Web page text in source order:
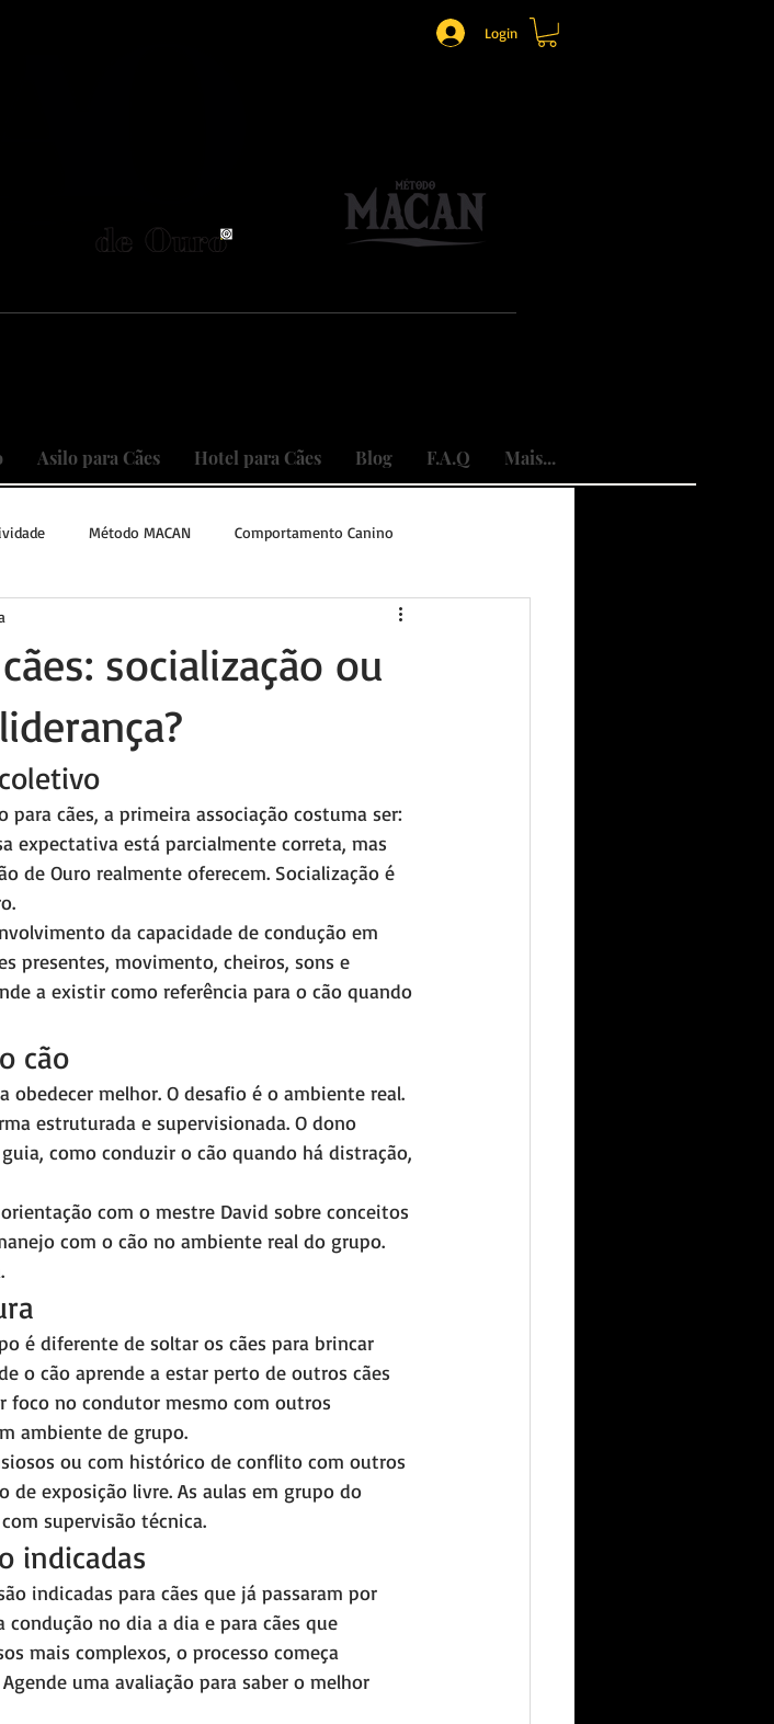
Login
Asilo para Cães Hotel para Cães Blog F.A.Q Mais...
Método MACAN Comportamento Canino
socialização ou
cães, a primeira associação costuma ser:
expectativa está parcialmente correta, mas
de Ouro realmente oferecem. Socialização é
da capacidade de condução em
presentes, movimento, cheiros, sons e
a existir como referência para o cão quando
cão
melhor. O desafio é o ambiente real.
estruturada e supervisionada. O dono
como conduzir o cão quando há distração,
com o mestre David sobre conceitos
com o cão no ambiente real do grupo.
é diferente de soltar os cães para brincar
o cão aprende a estar perto de outros cães
foco no condutor mesmo com outros
ambiente de grupo.
ou com histórico de conflito com outros
de exposição livre. As aulas em grupo do
supervisão técnica.
indicadas
indicadas para cães que já passaram por
no dia a dia e para cães que
mais complexos, o processo começa
uma avaliação para saber o melhor